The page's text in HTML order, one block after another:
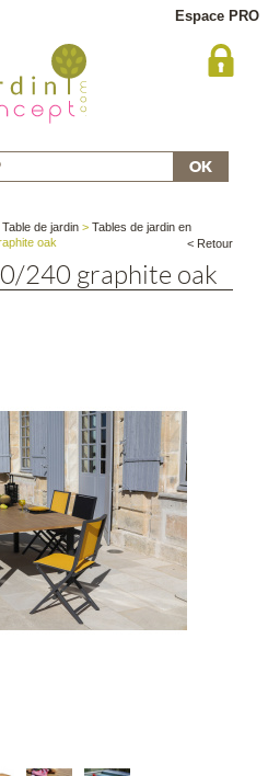
Espace PRO
Table de jardin >Tables de jardin en
oak < Retour
240 graphite oak